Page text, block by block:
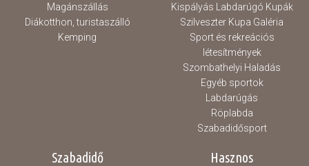
Magánszállás
Diákotthon, turistaszálló
Kemping
Kispályás Labdarúgó Kupák
Szilveszter Kupa Galéria
Sport és rekreációs
létesítmények
Szombathelyi Haladás
Egyéb sportok
Labdarúgás
Röplabda
Szabadidősport
Szabadidő Hasznos